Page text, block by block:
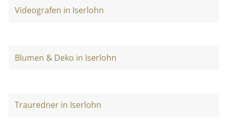
Videografen in Iserlohn
Blumen & Deko in Iserlohn
Trauredner in Iserlohn